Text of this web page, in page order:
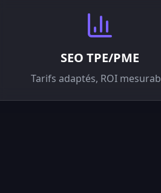
SEO TPE/PME
Tarifs adaptés, ROI